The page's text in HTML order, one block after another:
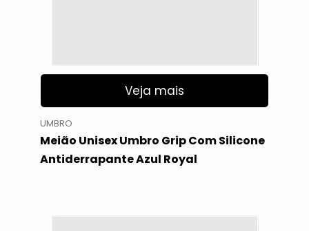
Veja mais
UMBRO
Meião Unisex Umbro Grip Com Silicone
Antiderrapante Azul Royal